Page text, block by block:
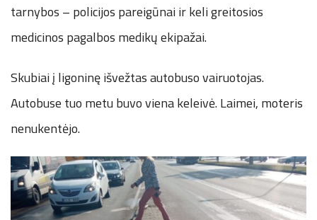
tarnybos – policijos pareigūnai ir keli greitosios
medicinos pagalbos medikų ekipažai.
Skubiai į ligoninę išvežtas autobuso vairuotojas.
Autobuse tuo metu buvo viena keleivė. Laimei, moteris
nenukentėjo.